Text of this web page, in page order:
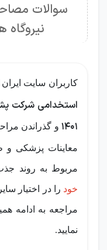
سوالات
نیروگاه
کاربران سایت
استخدامی شرکت
1401 و گذراندن
معاینات پزشکی
مربوط به روند
خود را در اختیار
مراجعه به ادامه
نمایید.